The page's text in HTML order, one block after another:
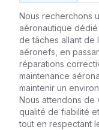
Nous recherchons
aéronautique
de tâches allant
aéronefs, en
réparations
maintenance
maintenir un
Nous attendons de
qualité de fiabilité
tout en respectant